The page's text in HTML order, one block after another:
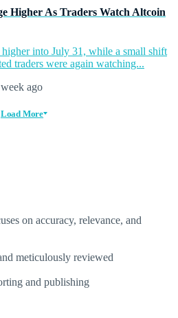
Higher As Traders Watch Altcoin
into July 31, while a small shift
traders were again watching...
ago
Load More
on accuracy, relevance, and
meticulously reviewed
and publishing